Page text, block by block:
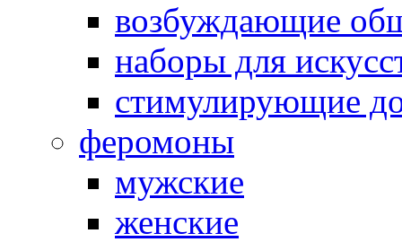
возбуждающие
наборы для
стимулирующие
феромоны
мужские
женские